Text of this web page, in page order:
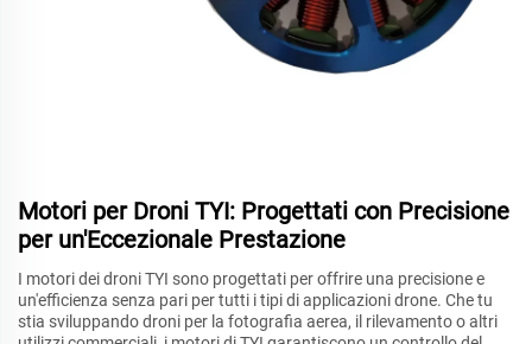
Motori per Droni TYI: Progettati con Precisione
per un'Eccezionale Prestazione
I motori dei droni TYI sono progettati per offrire una precisione e
un'efficienza senza pari per tutti i tipi di applicazioni drone. Che tu
stia sviluppando droni per la fotografia aerea, il rilevamento o altri